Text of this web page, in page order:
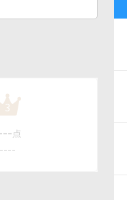
3
点
----